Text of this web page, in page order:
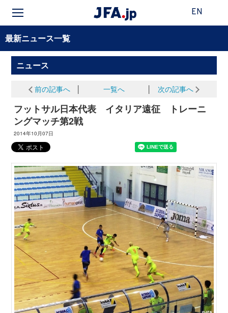
EN
最新ニュース一覧
ニュース
前の記事へ 一覧へ 次の記事へ
フットサル日本代表 イタリア遠征 トレーニ
ングマッチ第2戦
2014年10月07日